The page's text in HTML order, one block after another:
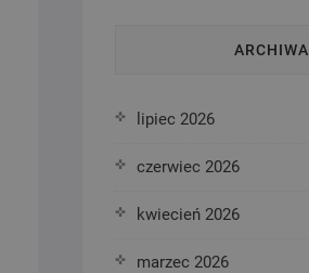
ARCHIWA
lipiec 2026
czerwiec 2026
kwiecień 2026
marzec 2026